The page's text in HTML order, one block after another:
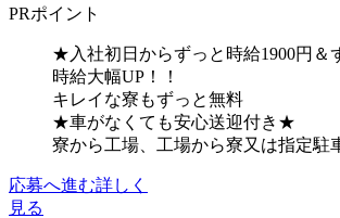
PRポイント
★入社初日からずっと時給1900円＆
時給大幅UP！！
キレイな寮もずっと無料
★車がなくても安心送迎付き★
寮から工場、工場から寮又は指定駐
応募へ進む詳しく
見る